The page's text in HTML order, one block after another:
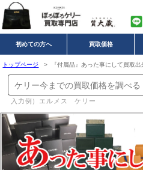
初めての方へ 買取価格
トップページ > 『付属品』あった事にして買取出
入力例）エルメス ケリー